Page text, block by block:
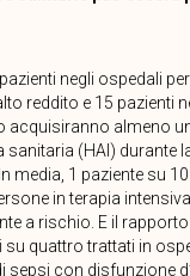
negli ospedali
reddito e 15 pazienti
acquisiranno almeno
sanitaria (HAI) durante
media, 1 paziente su
in terapia
a rischio. E il
quattro trattati in
sepsi con disfunzione